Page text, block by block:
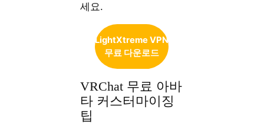
세요.
LightXtreme VPN
무료 다운로드
VRChat 무료 아바
타 커스터마이징
팁